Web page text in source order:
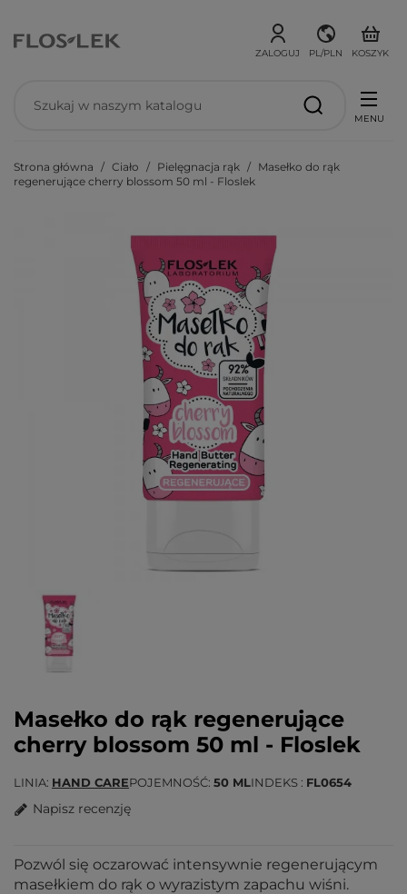
ZALOGUJ PL/PLN KOSZYK
MENU
Strona główna Ciało Pielęgnacja rąk
Masełko do rąk
regenerujące cherry blossom 50 ml - Floslek
Masełko do rąk regenerujące
cherry blossom 50 ml - Floslek
LINIA HAND CAREPOJEMNOŚĆ 50 MLINDEKS FL0654
Napisz recenzję
Pozwól się oczarować intensywnie regenerującym
masełkiem do rąk o wyrazistym zapachu wiśni.